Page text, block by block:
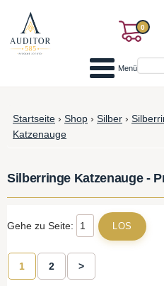
0
Menü
Startseite › Shop › Silber ›
Katzenauge
Silberringe Katzenauge -
Gehe zu Seite:
1 2 >